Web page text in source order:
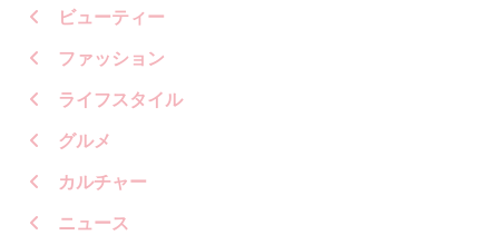
ビューティー
ファッション
ライフスタイル
グルメ
カルチャー
ニュース